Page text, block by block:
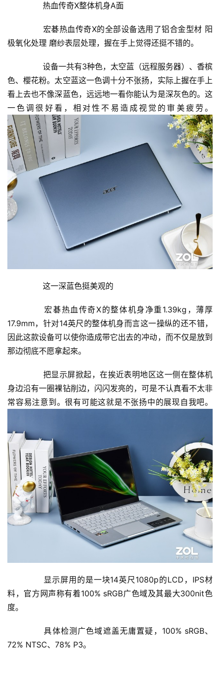
	  热血传奇X整体机身A面
极氧化处理 磨纱表层处理，握在手上觉得还挺不错的。
色、樱花粉。太空蓝这一色调十分不张扬，实际上握在手上
看上去也不像深蓝色，远远地一看你能认为是深灰色的。这
一色调很好看，相对性不易造成视觉的审美疲劳。
	  这一深蓝色挺美观的
17.9mm，针对14英尺的整体机身而言这一操纵的还不错，
因此这款设备可以使你造成带它出去的冲动，而不仅是放到
那边彻底不愿拿起來。
身边沿有一圈裸钻削边，闪闪发亮的，可是不认真看不太非
常容易注意到。很有可能这就是不张扬中的展现自我吧。
料，官方网声称有着100% sRGB广色域及其最大300nit色
度。
72% NTSC、78% P3。